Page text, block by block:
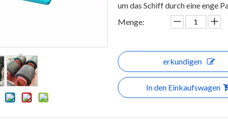
um das Schiff durch eine enge
Menge:
erkundigen
In den Einkaufswagen